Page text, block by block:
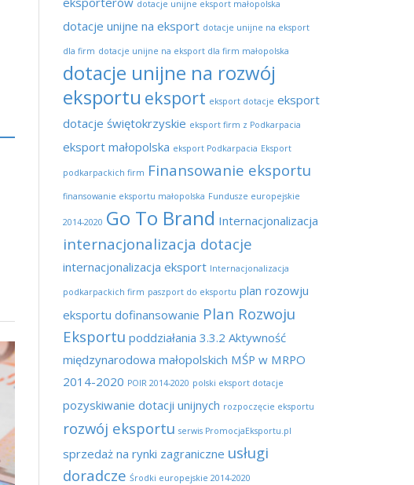
dotacje unijne eksport małopolska
dotacje unijne na eksport dotacje unijne na eksport
dla firm dotacje unijne na eksport dla firm małopolska
dotacje unijne na rozwój
eksportu eksport eksport dotacje eksport
dotacje świętokrzyskie eksport firm z Podkarpacia
eksport małopolska eksport Podkarpacia Eksport
podkarpackich firm Finansowanie eksportu
finansowanie eksportu małopolska Fundusze europejskie
2014-2020 Go To Brand Internacjonalizacja
internacjonalizacja dotacje
internacjonalizacja eksport Internacjonalizacja
podkarpackich firm paszport do eksportu plan rozowju
eksportu dofinansowanie Plan Rozwoju
Eksportu poddziałania 3.3.2 Aktywność
międzynarodowa małopolskich MŚP w MRPO
2014-2020 POIR 2014-2020 polski eksport dotacje
pozyskiwanie dotacji unijnych rozpoczęcie eksportu
rozwój eksportu serwis PromocjaEksportu.pl
sprzedaż na rynki zagraniczne usługi
doradcze Środki europejskie 2014-2020